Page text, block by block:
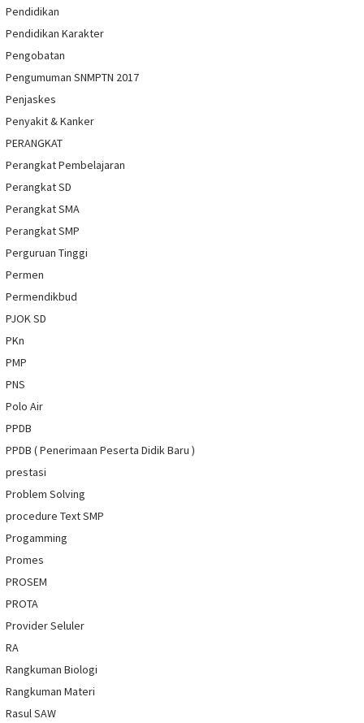
Pendidikan
Pendidikan Karakter
Pengobatan
Pengumuman SNMPTN 2017
Penjaskes
Penyakit & Kanker
PERANGKAT
Perangkat Pembelajaran
Perangkat SD
Perangkat SMA
Perangkat SMP
Perguruan Tinggi
Permen
Permendikbud
PJOK SD
PKn
PMP
PNS
Polo Air
PPDB
PPDB ( Penerimaan Peserta Didik Baru )
prestasi
Problem Solving
procedure Text SMP
Progamming
Promes
PROSEM
PROTA
Provider Seluler
RA
Rangkuman Biologi
Rangkuman Materi
Rasul SAW